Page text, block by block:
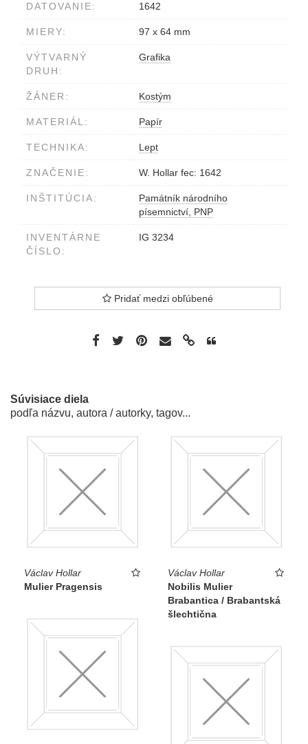
DATOVANIE: 1642
MIERY: 97 x 64 mm
VÝTVARNÝ
DRUH:
Grafika
ŽÁNER: Kostým
MATERIÁL: Papír
TECHNIKA: Lept
ZNAČENIE: W. Hollar fec: 1642
INŠTITÚCIA:
Památník národního
písemnictví, PNP
INVENTÁRNE
ČÍSLO:
IG 3234
Pridať medzi obľúbené
Súvisiace diela
podľa názvu, autora / autorky, tagov...
Václav Hollar
Mulier Pragensis
Václav Hollar
Nobilis Mulier
Brabantica / Brabantská
šlechtična